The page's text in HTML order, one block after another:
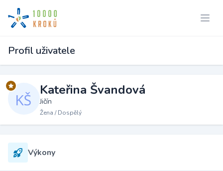
Profil uživatele
Kateřina Švandová
Jičín
Žena / Dospělý
Výkony